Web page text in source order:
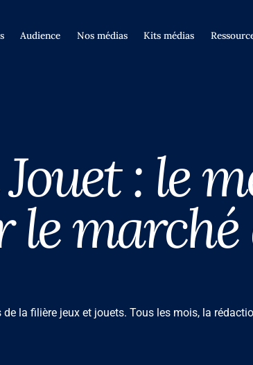
Audience Nos médias Kits médias
: le
le marché
la filière jeux et jouets. Tous les mois, la